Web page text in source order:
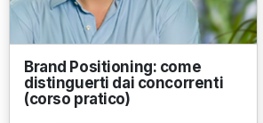
Brand Positioning: come
distinguerti dai concorrenti
(corso pratico)